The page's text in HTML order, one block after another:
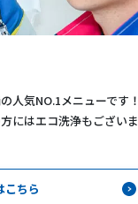
人気NO.1メニューです
にはエコ洗浄もございま
こちら